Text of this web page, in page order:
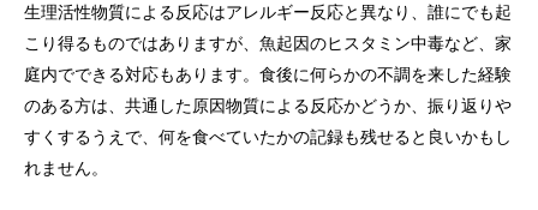
生理活性物質による反応はアレルギー反応と異なり、誰にでも起
こり得るものではありますが、魚起因のヒスタミン中毒など、家
庭内でできる対応もあります。食後に何らかの不調を来した経験
のある方は、共通した原因物質による反応かどうか、振り返りや
すくするうえで、何を食べていたかの記録も残せると良いかもし
れません。